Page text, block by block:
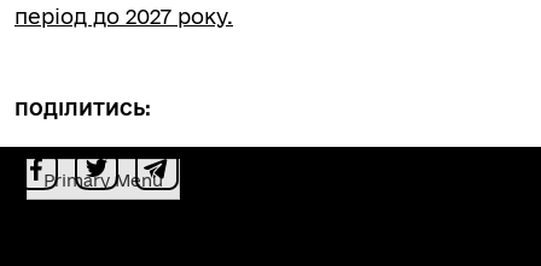
період до 2027 року.
ПОДІЛИТИСЬ:
Primary Menu